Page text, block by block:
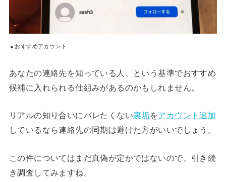
▲おすすめアカウント
あなたの連絡先を知っている人、という基準でおすすめ
候補に入れられる仕組みがあるのかもしれません。
リアルの知り合いにバレたくない裏垢をアカウント追加
しているなら連絡先の同期は避けた方がいいでしょう。
この件についてはまだ真偽が定かではないので、引き続
き調査してみますね。